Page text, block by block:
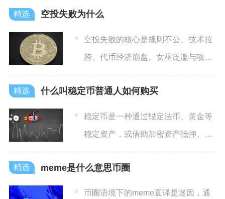
空投失败为什么
空投失败的核心是规则不公、技术拉
胯、代币经济崩盘、女巫泛滥与项目
基本面空心化，导致真实用户
什么叫稳定币普通人如何购买
稳定币是一种通过锚定法币、黄金等
稳定资产，或借助加密资产抵押、算
法调节等机制，来维持自身价
meme是什么意思币圈
币圈语境下的meme直译是迷因，通